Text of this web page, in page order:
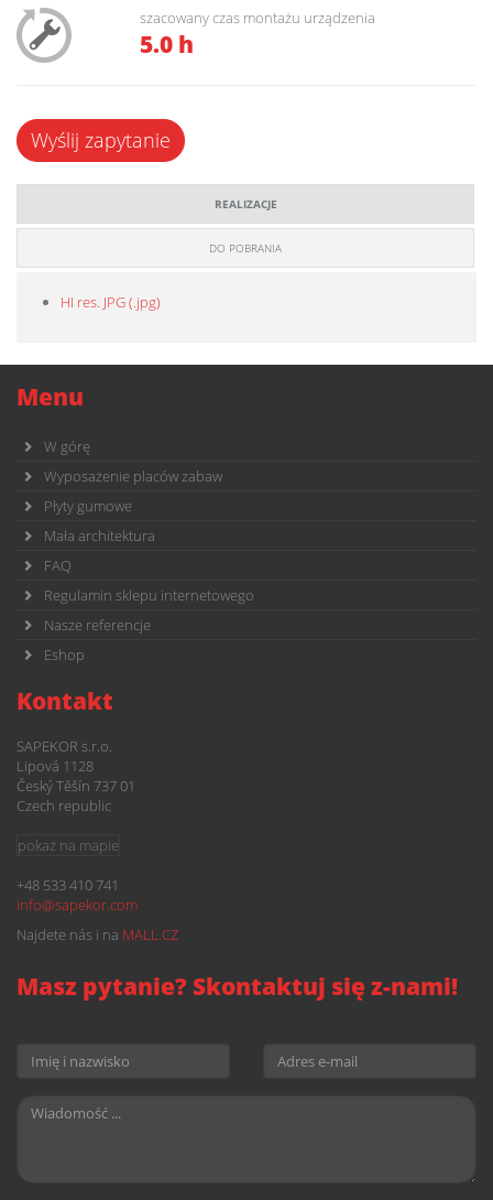
szacowany czas montażu urządzenia
5.0 h
Wyślij zapytanie
REALIZACJE
DO POBRANIA
HI res. JPG (.jpg)
Menu
W górę
Wyposażenie placów zabaw
Płyty gumowe
Mała architektura
FAQ
Regulamin sklepu internetowego
Nasze referencje
Eshop
Kontakt
SAPEKOR s.r.o.
Lipová 1128
Český Těšín 737 01
Czech republic
pokaż na mapie
+48 533 410 741
info@sapekor.com
Najdete nás i na MALL.CZ
Masz pytanie? Skontaktuj się z-nami!